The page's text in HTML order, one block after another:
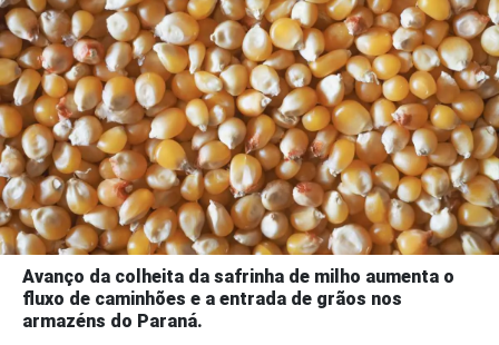
Avanço da colheita da safrinha de milho aumenta o
fluxo de caminhões e a entrada de grãos nos
armazéns do Paraná.